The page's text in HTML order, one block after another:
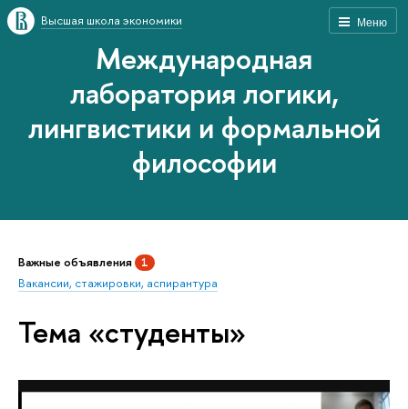
Меню
Высшая школа экономики
Международная
лаборатория логики,
лингвистики и формальной
философии
Важные объявления 1
Вакансии, стажировки, аспирантура
Тема «студенты»